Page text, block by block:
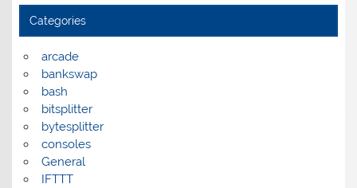
Categories
arcade
bankswap
bash
bitsplitter
bytesplitter
consoles
General
IFTTT